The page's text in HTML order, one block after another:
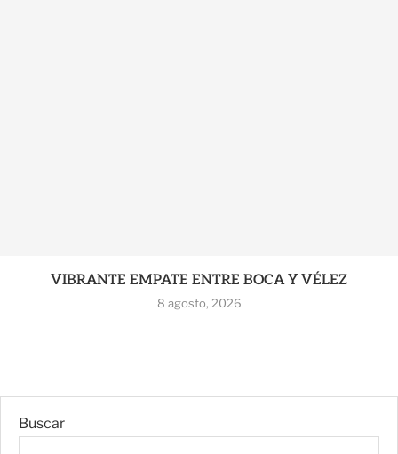
VIBRANTE EMPATE ENTRE BOCA Y VÉLEZ
8 agosto, 2026
Buscar